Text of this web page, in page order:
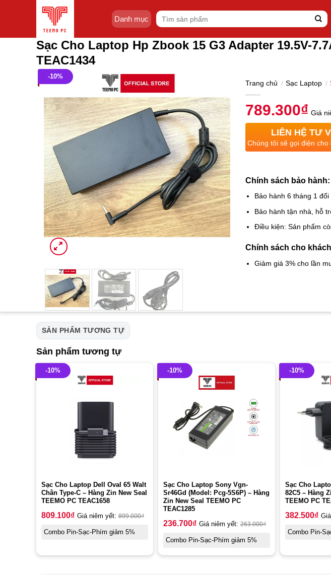
Danh mục
Tìm
kiếm:
Sạc Cho Laptop Hp Zbook 15 G3 Adapter 19.5V-
TEAC1434
-10%
Trang chủ / Sạc Laptop /
789.300₫ Giá
LIÊN HỆ TƯ
Chúng tôi sẽ gọi điện
Chính sách bảo hành:
Bảo hành 6 tháng 1
Bảo hành tận nhà, hỗ
Điều kiện: Sản phẩm
Chính sách cho
Giảm giá 3% cho lần
SẢN PHẨM TƯƠNG TỰ
Sản phẩm tương tự
-10%
Sạc Cho Laptop Dell Oval 65 Walt
Chân Type-C – Hàng Zin New Seal
TEEMO PC TEAC1658
809.100₫ Giá niêm yết: 899.000₫
Combo Pin-Sạc-Phím giảm 5%
-10%
Sạc Cho Laptop Sony Vgn-
Sr46Gd (Model: Pcg-5S6P) – Hàng
Zin New Seal TEEMO PC
TEAC1285
236.700₫ Giá niêm yết: 263.000₫
Combo Pin-Sạc-Phím giảm 5%
-10%
Sạc Cho
82C5 – Hàng
TEEMO PC
382.500₫
Combo Pin-